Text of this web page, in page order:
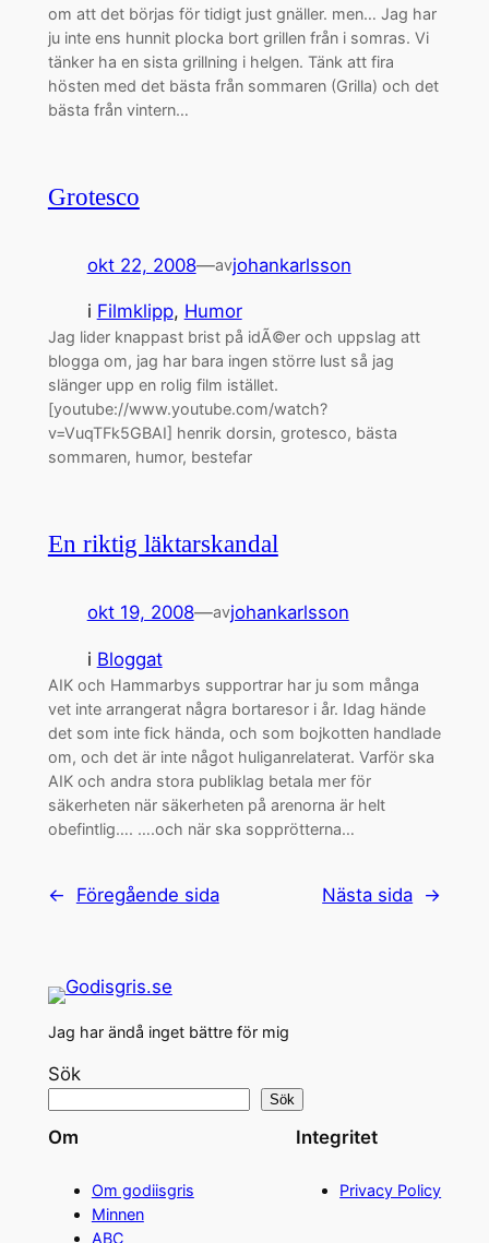
om att det börjas för tidigt just gnäller. men… Jag har
ju inte ens hunnit plocka bort grillen från i somras. Vi
tänker ha en sista grillning i helgen. Tänk att fira
hösten med det bästa från sommaren (Grilla) och det
bästa från vintern…
Grotesco
okt 22, 2008—avjohankarlsson
i Filmklipp, Humor
Jag lider knappast brist på idÃ©er och uppslag att
blogga om, jag har bara ingen större lust så jag
slänger upp en rolig film istället.
[youtube://www.youtube.com/watch?
v=VuqTFk5GBAI] henrik dorsin, grotesco, bästa
sommaren, humor, bestefar
En riktig läktarskandal
okt 19, 2008—avjohankarlsson
i Bloggat
AIK och Hammarbys supportrar har ju som många
vet inte arrangerat några bortaresor i år. Idag hände
det som inte fick hända, och som bojkotten handlade
om, och det är inte något huliganrelaterat. Varför ska
AIK och andra stora publiklag betala mer för
säkerheten när säkerheten på arenorna är helt
obefintlig…. ….och när ska sopprötterna…
← Föregående sida Nästa sida →
Jag har ändå inget bättre för mig
Sök
Sök
Om
Om godiisgris
Minnen
ABC
Integritet
Privacy Policy